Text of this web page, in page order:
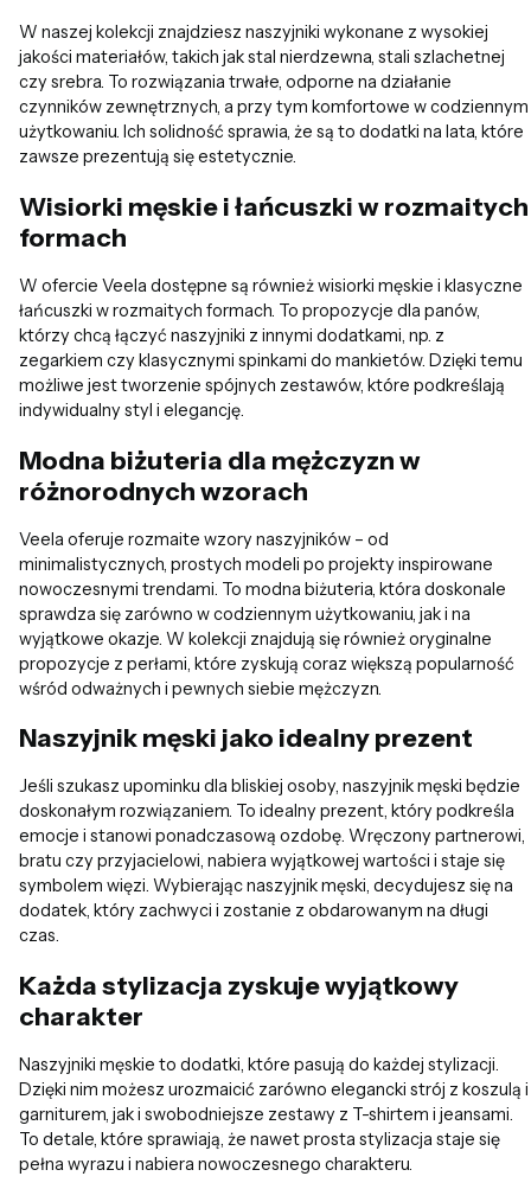
W naszej kolekcji znajdziesz naszyjniki wykonane z wysokiej
jakości materiałów, takich jak stal nierdzewna, stali szlachetnej
czy srebra. To rozwiązania trwałe, odporne na działanie
czynników zewnętrznych, a przy tym komfortowe w codziennym
użytkowaniu. Ich solidność sprawia, że są to dodatki na lata, które
zawsze prezentują się estetycznie.
Wisiorki męskie i łańcuszki w rozmaitych
formach
W ofercie Veela dostępne są również wisiorki męskie i klasyczne
łańcuszki w rozmaitych formach. To propozycje dla panów,
którzy chcą łączyć naszyjniki z innymi dodatkami, np. z
zegarkiem czy klasycznymi spinkami do mankietów. Dzięki temu
możliwe jest tworzenie spójnych zestawów, które podkreślają
indywidualny styl i elegancję.
Modna biżuteria dla mężczyzn w
różnorodnych wzorach
Veela oferuje rozmaite wzory naszyjników – od
minimalistycznych, prostych modeli po projekty inspirowane
nowoczesnymi trendami. To modna biżuteria, która doskonale
sprawdza się zarówno w codziennym użytkowaniu, jak i na
wyjątkowe okazje. W kolekcji znajdują się również oryginalne
propozycje z perłami, które zyskują coraz większą popularność
wśród odważnych i pewnych siebie mężczyzn.
Naszyjnik męski jako idealny prezent
Jeśli szukasz upominku dla bliskiej osoby, naszyjnik męski będzie
doskonałym rozwiązaniem. To idealny prezent, który podkreśla
emocje i stanowi ponadczasową ozdobę. Wręczony partnerowi,
bratu czy przyjacielowi, nabiera wyjątkowej wartości i staje się
symbolem więzi. Wybierając naszyjnik męski, decydujesz się na
dodatek, który zachwyci i zostanie z obdarowanym na długi
czas.
Każda stylizacja zyskuje wyjątkowy
charakter
Naszyjniki męskie to dodatki, które pasują do każdej stylizacji.
Dzięki nim możesz urozmaicić zarówno elegancki strój z koszulą i
garniturem, jak i swobodniejsze zestawy z T-shirtem i jeansami.
To detale, które sprawiają, że nawet prosta stylizacja staje się
pełna wyrazu i nabiera nowoczesnego charakteru.